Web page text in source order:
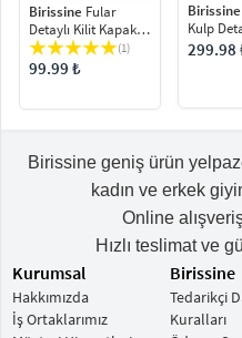
Birissine Fular
Detaylı Kilit Kapaklı
Kadın Omuz Çantası
(1)
99.99 ₺
Birissine
Kulp
Omuz
299.98
Birissine geniş ürün
kadın ve erkek
Online
Hızlı teslimat ve
Kurumsal
Hakkımızda
İş Ortaklarımız
Birissine
Tedarikçi
Kuralları